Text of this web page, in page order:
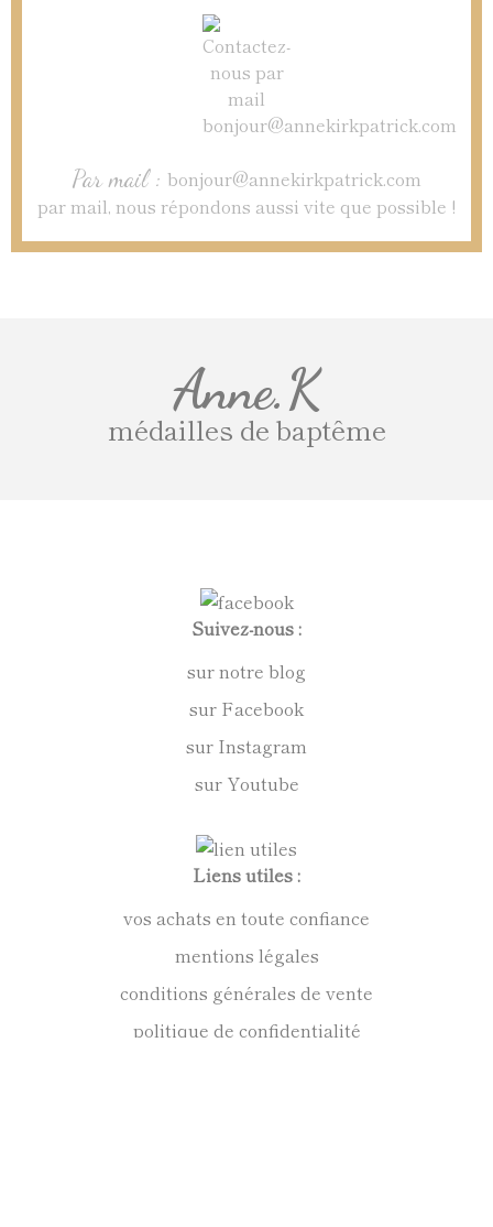
Par mail : bonjour@annekirkpatrick.com
par mail, nous répondons aussi vite que possible !
Anne.K
médailles de baptême
Suivez-nous :
sur notre blog
sur Facebook
sur Instagram
sur Youtube
Liens utiles :
vos achats en toute confiance
mentions légales
conditions générales de vente
politique de confidentialité